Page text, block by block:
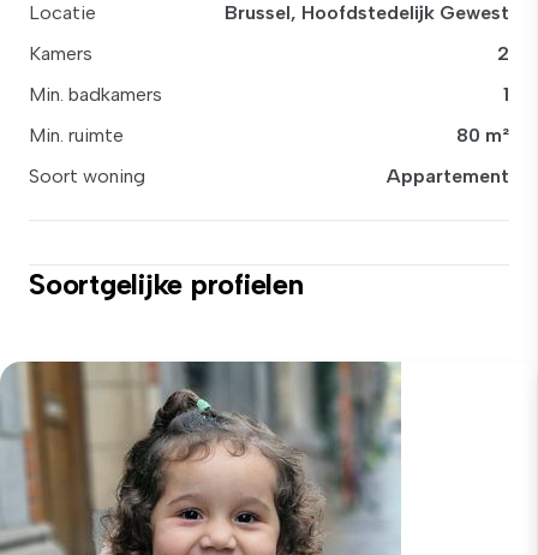
Locatie
Brussel, Hoofdstedelijk Gewest
Kamers
2
Min. badkamers
1
Min. ruimte
80 m²
Soort woning
Appartement
Soortgelijke profielen